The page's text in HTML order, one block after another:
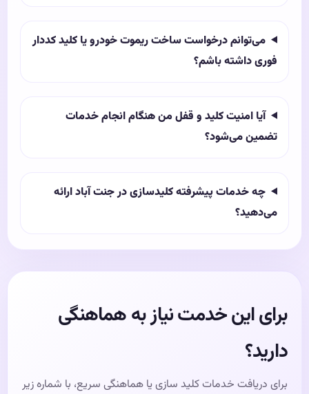
می‌توانم درخواست ساخت ریموت خودرو یا کلید کددار
فوری داشته باشم؟
آیا امنیت کلید و قفل من هنگام انجام خدمات
تضمین می‌شود؟
چه خدمات پیشرفته کلیدسازی در جنت آباد ارائه
می‌دهید؟
برای این خدمت نیاز به هماهنگی
دارید؟
برای دریافت خدمات کلید سازی یا هماهنگی سریع، با شماره زیر